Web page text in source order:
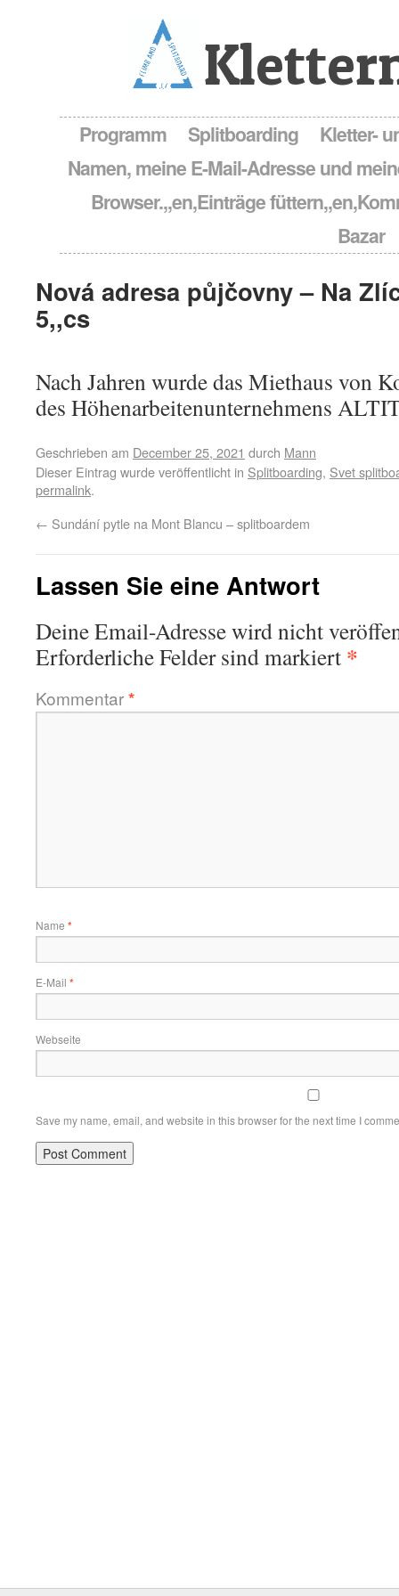
Programm Splitboarding
Kletter-
Namen, meine E-Mail-Adresse und
Browser.,,en,Einträge
Bazar
Nová adresa půjčovny– Na
5,,cs
Nach Jahren wurde das Miethaus von
des Höhenarbeitenunternehmens
Geschrieben am December 25, 2021 durch Mann
Dieser Eintrag wurde veröffentlicht in Splitboarding, Svet
permalink.
← Sundání pytle na Mont Blancu – splitboardem
Lassen Sie eine Antwort
Deine Email-Adresse wird nicht
Erforderliche Felder sind markiert *
Kommentar*
Name *
E-Mail *
Webseite
Save my name, email, and website in this browser for the next time I